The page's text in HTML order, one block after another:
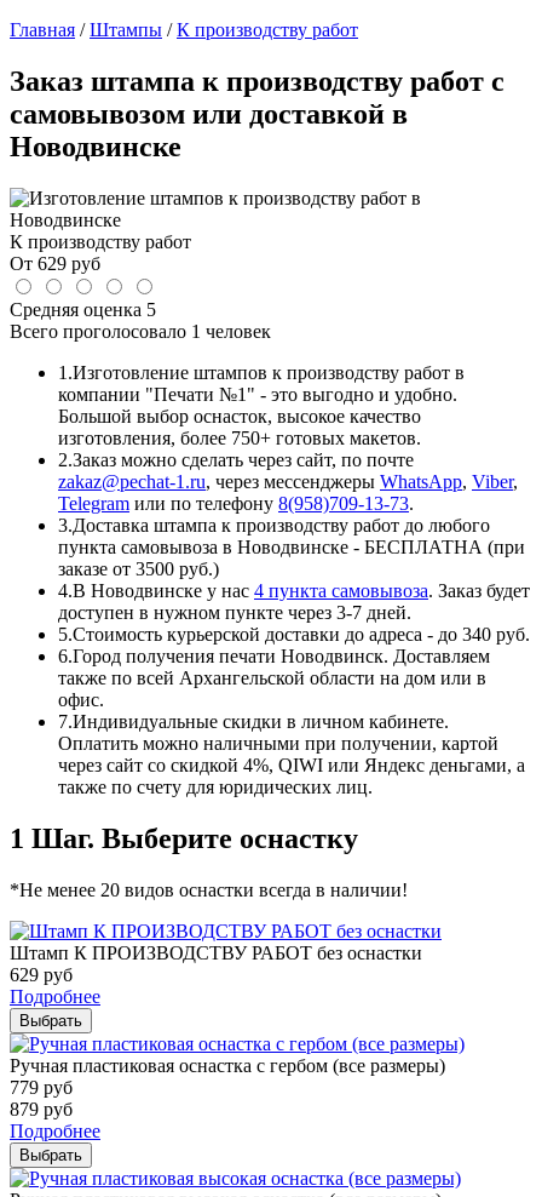
Главная /Штампы /К производству работ
Заказ штампа к производству работ с
самовывозом или доставкой в
Новодвинске
К производству работ
От 629 руб
Средняя оценка 5
Всего проголосовало 1 человек
1.Изготовление штампов к производству работ в
компании "Печати №1" - это выгодно и удобно.
Большой выбор оснасток, высокое качество
изготовления, более 750+ готовых макетов.
2.Заказ можно сделать через сайт, по почте
zakaz@pechat-1.ru, через мессенджеры WhatsApp, Viber,
Telegram или по телефону 8(958)709-13-73.
3.Доставка штампа к производству работ до любого
пункта самовывоза в Новодвинске - БЕСПЛАТНА (при
заказе от 3500 руб.)
4.В Новодвинске у нас 4 пункта самовывоза. Заказ будет
доступен в нужном пункте через 3-7 дней.
5.Стоимость курьерской доставки до адреса - до 340 руб.
6.Город получения печати Новодвинск. Доставляем
также по всей Архангельской области на дом или в
офис.
7.Индивидуальные скидки в личном кабинете.
Оплатить можно наличными при получении, картой
через сайт со скидкой 4%, QIWI или Яндекс деньгами, а
также по счету для юридических лиц.
1 Шаг. Выберите оснастку
*Не менее 20 видов оснастки всегда в наличии!
Штамп К ПРОИЗВОДСТВУ РАБОТ без оснастки
629 руб
Подробнее
Выбрать
Ручная пластиковая оснастка с гербом (все размеры)
779 руб
879 руб
Подробнее
Выбрать